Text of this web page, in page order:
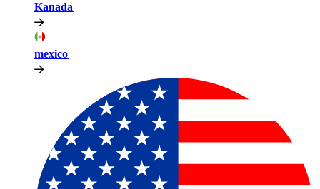
Kanada​​
mexico​​